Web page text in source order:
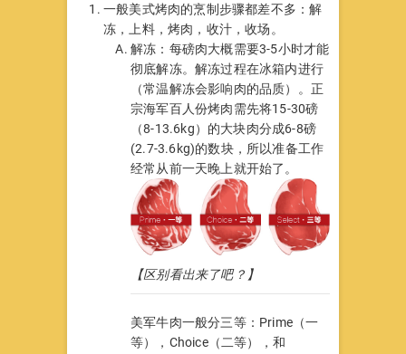
一般美式烤肉的烹制步骤都差不多：解
冻，上料，烤肉，收汁，收场。
解冻：每磅肉大概需要3-5小时才能
彻底解冻。解冻过程在冰箱内进行
（常温解冻会影响肉的品质）。正
宗海军百人份烤肉需先将15-30磅
（8-13.6kg）的大块肉分成6-8磅
(2.7-3.6kg)的数块，所以准备工作
经常从前一天晚上就开始了。
【区别看出来了吧？】
美军牛肉一般分三等：Prime（一
等），Choice（二等），和